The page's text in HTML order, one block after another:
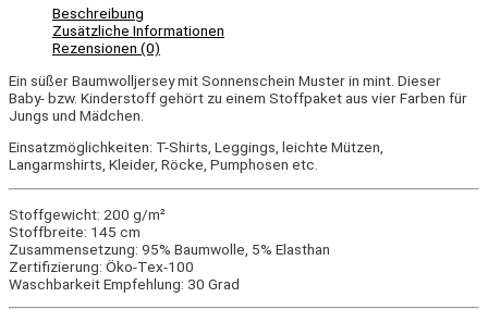
Beschreibung
Zusätzliche Informationen
Rezensionen (0)
Ein süßer Baumwolljersey mit Sonnenschein Muster in mint. Dieser
Baby- bzw. Kinderstoff gehört zu einem Stoffpaket aus vier Farben für
Jungs und Mädchen.
Einsatzmöglichkeiten: T-Shirts, Leggings, leichte Mützen,
Langarmshirts, Kleider, Röcke, Pumphosen etc.
Stoffgewicht: 200 g/m²
Stoffbreite: 145 cm
Zusammensetzung: 95% Baumwolle, 5% Elasthan
Zertifizierung: Öko-Tex-100
Waschbarkeit Empfehlung: 30 Grad